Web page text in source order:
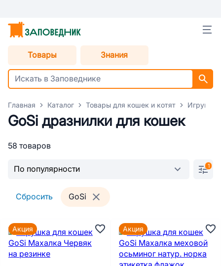
Товары Знания
Главная Каталог Товары для кошек и котят Игрушки
GoSi дразнилки для кошек
58 товаров
1
Сбросить GoSi
Акция Акция